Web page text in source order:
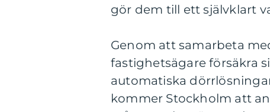
gör dem till ett självklart
Genom att samarbeta
fastighetsägare försäkra
automatiska
kommer Stockholm att